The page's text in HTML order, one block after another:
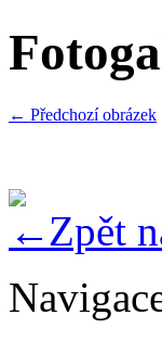
← Předchozí obrázek
Zpět